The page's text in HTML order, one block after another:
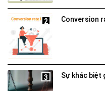
2 Conversion
3 Sự khác biệt